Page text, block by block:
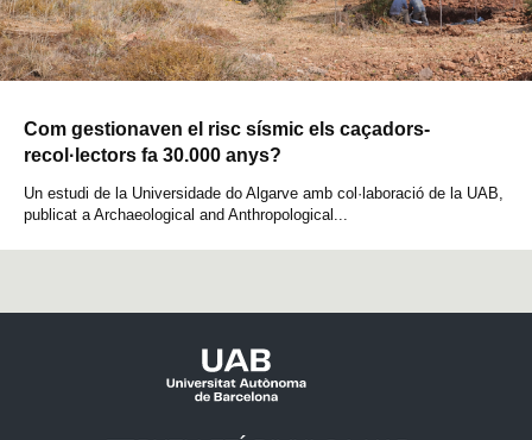
Com gestionaven el risc sísmic els caçadors-
recol·lectors fa 30.000 anys?
Un estudi de la Universidade do Algarve amb col·laboració de la UAB,
publicat a Archaeological and Anthropological...